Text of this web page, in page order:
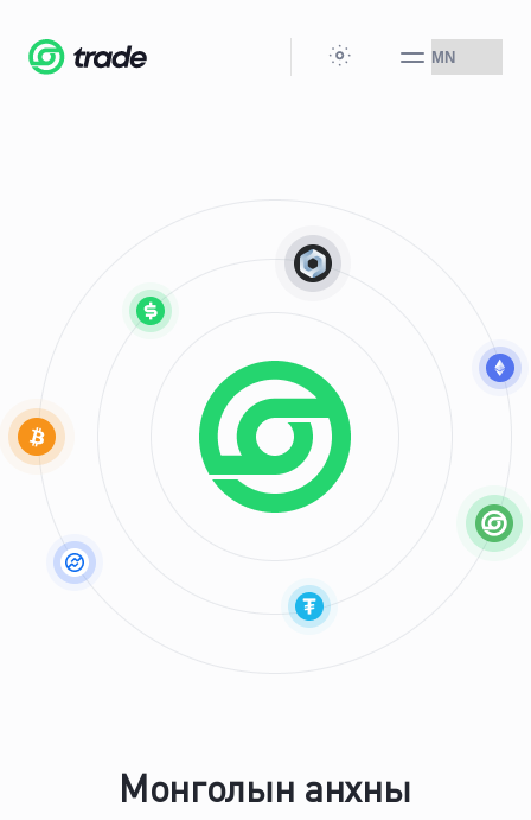
Монголын анхны